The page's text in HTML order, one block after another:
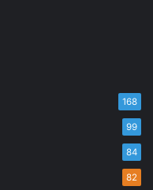
168
99
84
82